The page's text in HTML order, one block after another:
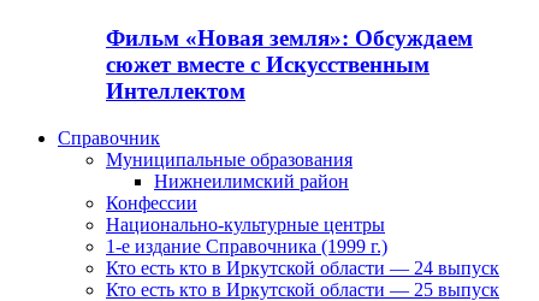
Фильм «Новая земля»: Обсуждаем
сюжет вместе с Искусственным
Интеллектом
Справочник
Муниципальные образования
Нижнеилимский район
Конфессии
Национально-культурные центры
1-е издание Справочника (1999 г.)
Кто есть кто в Иркутской области — 24 выпуск
Кто есть кто в Иркутской области — 25 выпуск